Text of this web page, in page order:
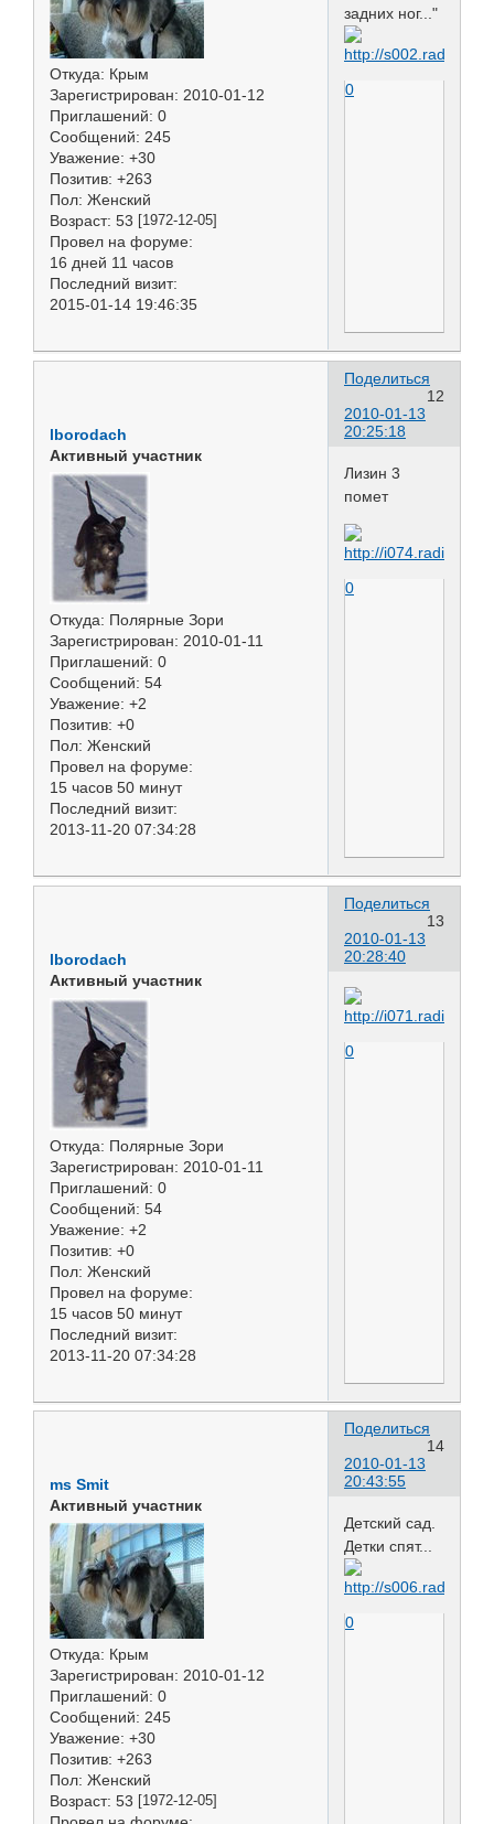
Откуда: Крым
Зарегистрирован: 2010-01-12
Приглашений: 0
Сообщений: 245
Уважение: +30
Позитив: +263
Пол: Женский
Возраст: 53 [1972-12-05]
Провел на форуме:
16 дней 11 часов
Последний визит:
2015-01-14 19:46:35
задних ног..."
0
Поделиться
12
2010-01-13
20:25:18
lborodach
Активный участник
Откуда: Полярные Зори
Зарегистрирован: 2010-01-11
Приглашений: 0
Сообщений: 54
Уважение: +2
Позитив: +0
Пол: Женский
Провел на форуме:
15 часов 50 минут
Последний визит:
2013-11-20 07:34:28
Лизин 3
помет
0
Поделиться
13
2010-01-13
20:28:40
lborodach
Активный участник
Откуда: Полярные Зори
Зарегистрирован: 2010-01-11
Приглашений: 0
Сообщений: 54
Уважение: +2
Позитив: +0
Пол: Женский
Провел на форуме:
15 часов 50 минут
Последний визит:
2013-11-20 07:34:28
0
Поделиться
14
2010-01-13
20:43:55
ms Smit
Активный участник
Откуда: Крым
Зарегистрирован: 2010-01-12
Приглашений: 0
Сообщений: 245
Уважение: +30
Позитив: +263
Пол: Женский
Возраст: 53 [1972-12-05]
Детский сад.
Детки спят...
0